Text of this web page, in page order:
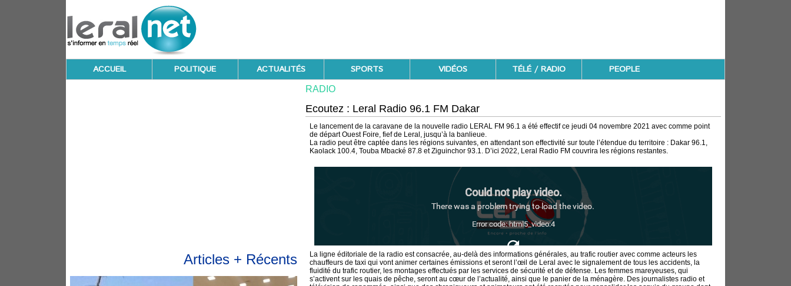
ACCUEIL POLITIQUE ACTUALITÉS SPORTS VIDÉOS TÉLÉ / RADIO PEOPLE
Articles + Récents
RADIO
Ecoutez : Leral Radio 96.1 FM Dakar
Le lancement de la caravane de la nouvelle radio LERAL FM 96.1 a été effectif ce jeudi 04 novembre 2021 avec comme point
de départ Ouest Foire, fief de Leral, jusqu’à la banlieue.
La radio peut être captée dans les régions suivantes, en attendant son effectivité sur toute l’étendue du territoire : Dakar 96.1,
Kaolack 100.4, Touba Mbacké 87.8 et Ziguinchor 93.1. D’ici 2022, Leral Radio FM couvrira les régions restantes.
La ligne éditoriale de la radio est consacrée, au-delà des informations générales, au trafic routier avec comme acteurs les
chauffeurs de taxi qui vont animer certaines émissions et seront l’œil de Leral avec le signalement de tous les accidents, la
fluidité du trafic routier, les montages effectués par les services de sécurité et de défense. Les femmes mareyeuses, qui
s’activent sur les quais de pêche, seront au cœur de l’actualité, ainsi que le panier de la ménagère. Des journalistes radio et